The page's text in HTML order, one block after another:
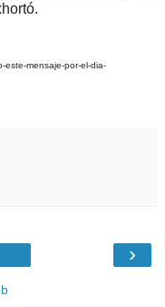
este-mensaje-por-el-dia-
›